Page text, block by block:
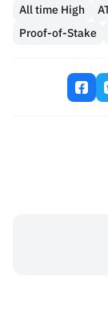
All time High
Proof-of-Stake